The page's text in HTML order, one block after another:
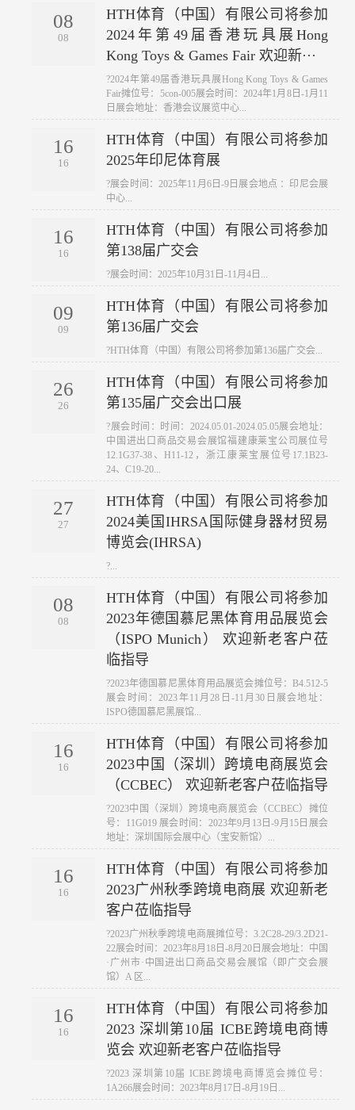
08
08
HTH体育（中国）有限公司将参加
2024年第49届香港玩具展Hong
Kong Toys & Games Fair 欢迎新···
?2024年第49届香港玩具展Hong Kong Toys & Games
Fair摊位号：5con-005展会时间：2024年1月8日-1月11
日展会地址：香港会议展览中心...
16
16
HTH体育（中国）有限公司将参加
2025年印尼体育展
?展会时间：2025年11月6日-9日展会地点 ：印尼会展
中心...
16
16
HTH体育（中国）有限公司将参加
第138届广交会
?展会时间：2025年10月31日-11月4日...
09
09
HTH体育（中国）有限公司将参加
第136届广交会
?HTH体育（中国）有限公司将参加第136届广交会...
26
26
HTH体育（中国）有限公司将参加
第135届广交会出口展
?展会时间：时间：2024.05.01-2024.05.05展会地址：
中国进出口商品交易会展馆福建康莱宝公司展位号
12.1G37-38、H11-12，浙江康莱宝展位号17.1B23-
24、C19-20...
27
27
HTH体育（中国）有限公司将参加
2024美国IHRSA国际健身器材贸易
博览会(IHRSA)
?...
08
08
HTH体育（中国）有限公司将参加
2023年德国慕尼黑体育用品展览会
（ISPO Munich） 欢迎新老客户莅
临指导
?2023年德国慕尼黑体育用品展览会摊位号：B4.512-5
展会时间：2023年11月28日-11月30日展会地址：
ISPO德国慕尼黑展馆...
16
16
HTH体育（中国）有限公司将参加
2023中国（深圳）跨境电商展览会
（CCBEC） 欢迎新老客户莅临指导
?2023中国（深圳）跨境电商展览会（CCBEC）摊位
号：11G019 展会时间：2023年9月13日-9月15日展会
地址：深圳国际会展中心（宝安新馆）...
16
16
HTH体育（中国）有限公司将参加
2023广州秋季跨境电商展 欢迎新老
客户莅临指导
?2023广州秋季跨境电商展摊位号：3.2C28-29/3.2D21-
22展会时间：2023年8月18日-8月20日展会地址：中国
·广州市·中国进出口商品交易会展馆（即广交会展
馆）A 区...
16
16
HTH体育（中国）有限公司将参加
2023 深圳第10届 ICBE跨境电商博
览会 欢迎新老客户莅临指导
?2023 深圳第10届 ICBE跨境电商博览会摊位号：
1A266展会时间：2023年8月17日-8月19日...